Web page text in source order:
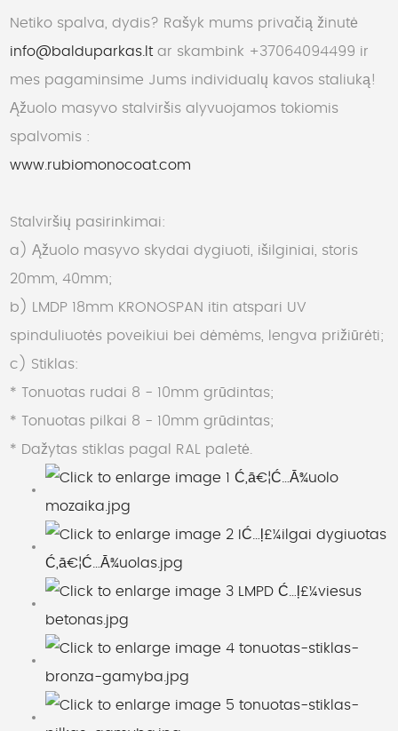
Netiko spalva, dydis? Rašyk mums privačią žinutė
info@balduparkas.lt ar skambink +37064094499 ir
mes pagaminsime Jums individualų kavos staliuką!
Ąžuolo masyvo stalviršis alyvuojamos tokiomis
spalvomis :
www.rubiomonocoat.com
Stalviršių pasirinkimai:
a) Ąžuolo masyvo skydai dygiuoti, išilginiai, storis
20mm, 40mm;
b) LMDP 18mm KRONOSPAN itin atspari UV
spinduliuotės poveikiui bei dėmėms, lengva prižiūrėti;
c) Stiklas:
* Tonuotas rudai 8 - 10mm grūdintas;
* Tonuotas pilkai 8 - 10mm grūdintas;
* Dažytas stiklas pagal RAL paletė.